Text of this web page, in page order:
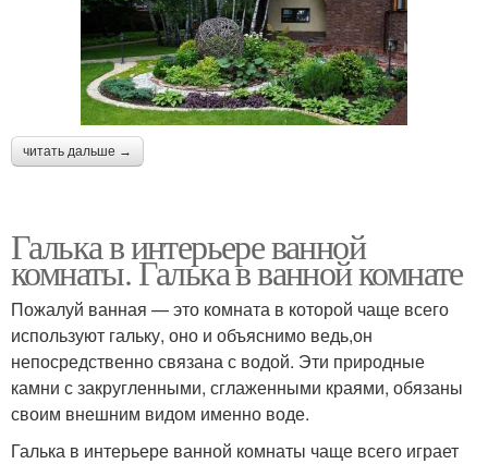
читать дальше →
Галька в интерьере ванной
комнаты. Галька в ванной комнате
Пожалуй ванная — это комната в которой чаще всего
используют гальку, оно и объяснимо ведь,он
непосредственно связана с водой. Эти природные
камни с закругленными, сглаженными краями, обязаны
своим внешним видом именно воде.
Галька в интерьере ванной комнаты чаще всего играет